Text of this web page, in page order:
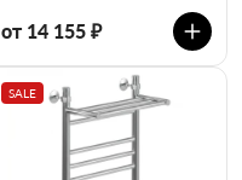
от 14 155 ₽
SALE